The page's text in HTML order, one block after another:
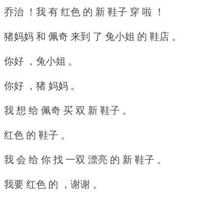
乔治 ！我 有 红色 的 新 鞋子 穿 啦 ！
猪妈妈 和 佩奇 来到 了 兔小姐 的 鞋店 。
你好 ，兔小姐 。
你好 ，猪 妈妈 。
我 想 给 佩奇 买 双 新 鞋子 。
红色 的 鞋子 。
我 会 给 你 找 一双 漂亮 的 新 鞋子 。
我要 红色 的 ，谢谢 。